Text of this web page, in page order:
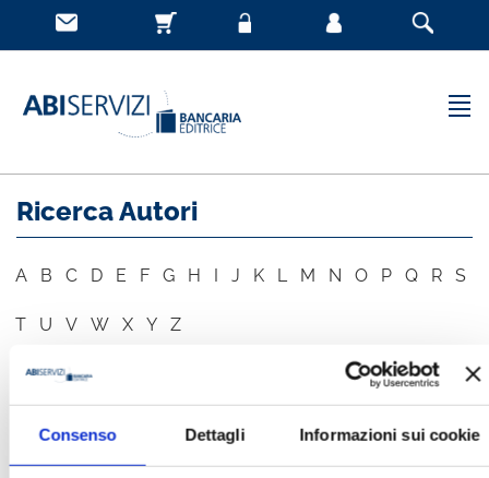
Consenso Dettagli Informazioni sui cookie
Ricerca Autori
A B C D E F G H I J K L M N O P Q R S
T U V W X Y Z
AUTORE